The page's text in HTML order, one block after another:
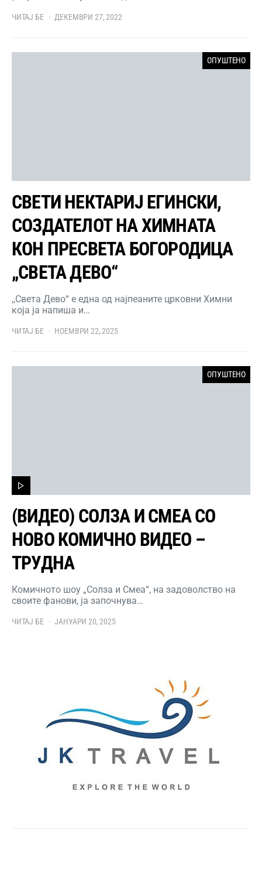
ЧИТАЈ БЕ ДЕКЕМВРИ 27, 2022
ОПУШТЕНО
СВЕТИ НЕКТАРИЈ ЕГИНСКИ,
СОЗДАТЕЛОТ НА ХИМНАТА
КОН ПРЕСВЕТА БОГОРОДИЦА
„СВЕТА ДЕВО“
,,Света Дево“ е една од најпеаните црковни Химни
која ја напиша и…
ЧИТАЈ БЕ НОЕМВРИ 22, 2025
ОПУШТЕНО
(ВИДЕО) СОЛЗА И СМЕА СО
НОВО КОМИЧНО ВИДЕО –
ТРУДНА
Комичното шоу „Солза и Смеа“, на задоволство на
своите фанови, ја започнува…
ЧИТАЈ БЕ ЈАНУАРИ 20, 2025